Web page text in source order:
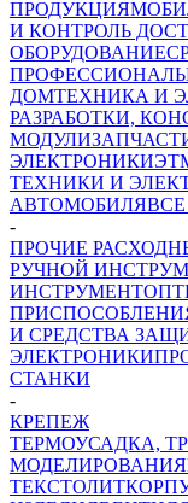
ПРОДУКЦИЯ
И КОНТРОЛЬ
ОБОРУДОВАНИЕ
ДОМТЕХНИКА И
РАЗРАБОТКИ,
МОДУЛИ
ЭЛЕКТРОНИКИ
ТЕХНИКИ И
АВТОМОБИЛЯ
-
ПРОЧИЕ
РУЧНОЙ
ИНСТРУМЕНТ
И СРЕДСТВА
ЭЛЕКТРОНИКИ
СТАНКИ
-
КРЕПЕЖ
ТЕРМОУСАДКА,
МОДЕЛИРОВАНИЯ
ТЕКСТОЛИТ